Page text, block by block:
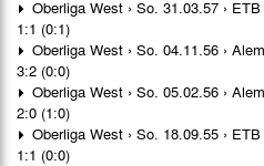
Oberliga West › So. 31.03.57 ›
1:1 (0:1)
Oberliga West › So. 04.11.56 ›
3:2 (0:0)
Oberliga West › So. 05.02.56 ›
2:0 (1:0)
Oberliga West › So. 18.09.55 ›
1:1 (0:0)